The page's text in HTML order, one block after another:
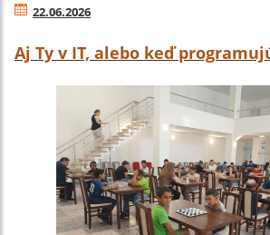
22.06.2026
Aj Ty v IT, alebo keď